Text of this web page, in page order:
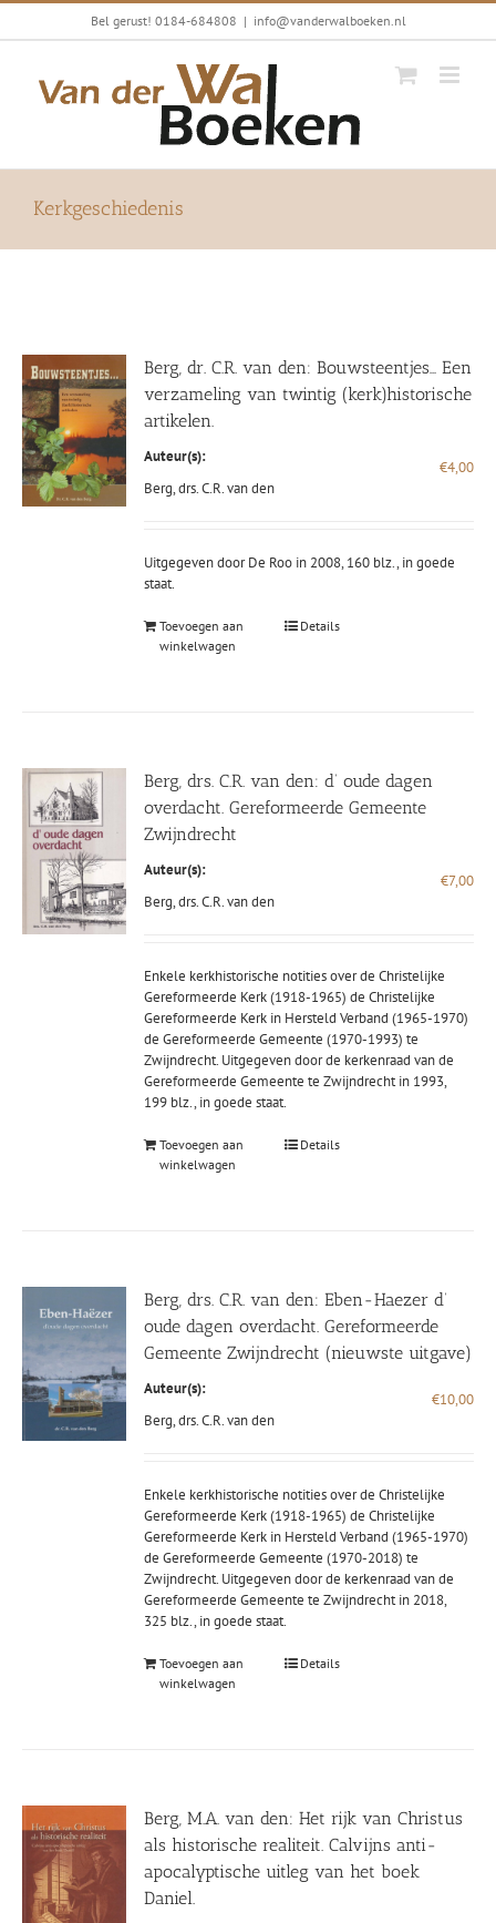
Ga
Bel gerust! 0184-684808 | info@vanderwalboeken.nl
Kerkgeschiedenis
Berg, dr. C.R. van den: Bouwsteentjes… Een
verzameling van twintig (kerk)historische
artikelen.
Auteur(s):
Berg, drs. C.R. van den
€4,00
Uitgegeven door De Roo in 2008, 160 blz., in goede
staat.
Toevoegen aan
winkelwagen
Details
Berg, drs. C.R. van den: d’ oude dagen
overdacht. Gereformeerde Gemeente
Zwijndrecht
Auteur(s):
Berg, drs. C.R. van den
€7,00
Enkele kerkhistorische notities over de Christelijke
Gereformeerde Kerk (1918-1965) de Christelijke
Gereformeerde Kerk in Hersteld Verband (1965-1970)
de Gereformeerde Gemeente (1970-1993) te
Zwijndrecht. Uitgegeven door de kerkenraad van de
Gereformeerde Gemeente te Zwijndrecht in 1993,
199 blz., in goede staat.
Toevoegen aan
winkelwagen
Details
Berg, drs. C.R. van den: Eben-Haezer d’
oude dagen overdacht. Gereformeerde
Gemeente Zwijndrecht (nieuwste uitgave)
Auteur(s):
Berg, drs. C.R. van den
€10,00
Enkele kerkhistorische notities over de Christelijke
Gereformeerde Kerk (1918-1965) de Christelijke
Gereformeerde Kerk in Hersteld Verband (1965-1970)
de Gereformeerde Gemeente (1970-2018) te
Zwijndrecht. Uitgegeven door de kerkenraad van de
Gereformeerde Gemeente te Zwijndrecht in 2018,
325 blz., in goede staat.
Toevoegen aan
winkelwagen
Details
Berg, M.A. van den: Het rijk van Christus
als historische realiteit. Calvijns anti-
apocalyptische uitleg van het boek
Daniel.